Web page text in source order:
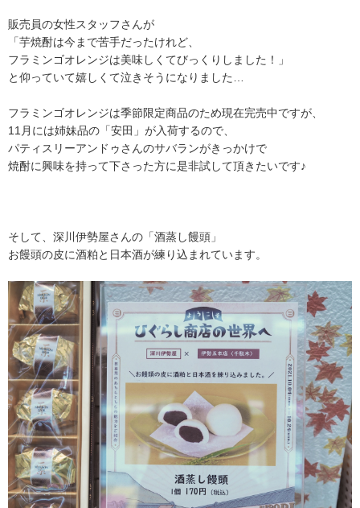
販売員の女性スタッフさんが
「芋焼酎は今まで苦手だったけれど、
フラミンゴオレンジは美味しくてびっくりしました！」
と仰っていて嬉しくて泣きそうになりました…
フラミンゴオレンジは季節限定商品のため現在完売中ですが、
11月には姉妹品の「安田」が入荷するので、
パティスリーアンドゥさんのサバランがきっかけで
焼酎に興味を持って下さった方に是非試して頂きたいです♪
そして、深川伊勢屋さんの「酒蒸し饅頭」
お饅頭の皮に酒粕と日本酒が練り込まれています。